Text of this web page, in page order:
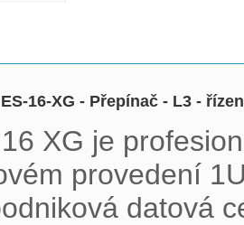
16-XG - Přepínač - L3 -
XG je
provedení
datová